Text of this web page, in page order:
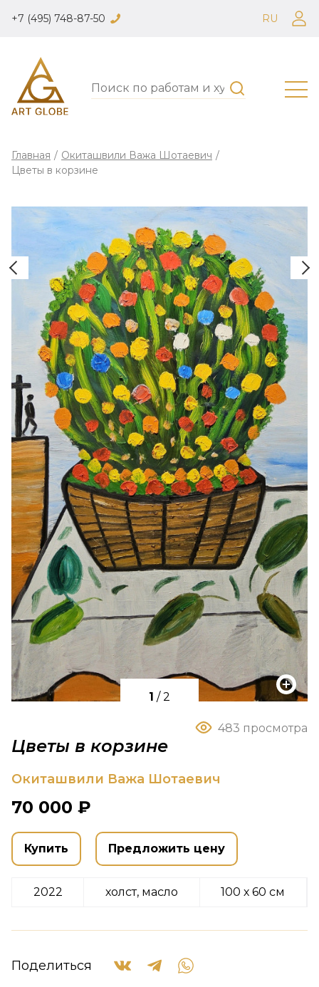
+7 (495) 748-87-50 RU
Главная / Окиташвили Важа Шотаевич /
Цветы в корзине
1 /2
483 просмотра
Цветы в корзине
Окиташвили Важа Шотаевич
70 000 ₽
Купить Предложить цену
2022 холст, масло 100 х 60 см
Поделиться